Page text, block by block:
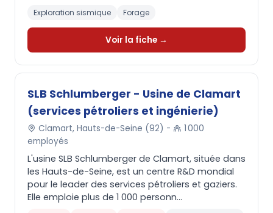
Exploration sismique Forage
Voir la fiche →
SLB Schlumberger - Usine de Clamart
(services pétroliers et ingénierie)
Clamart, Hauts-de-Seine (92) -
1 000
employés
L'usine SLB Schlumberger de Clamart, située dans
les Hauts-de-Seine, est un centre R&D mondial
pour le leader des services pétroliers et gaziers.
Elle emploie plus de 1 000 personn...